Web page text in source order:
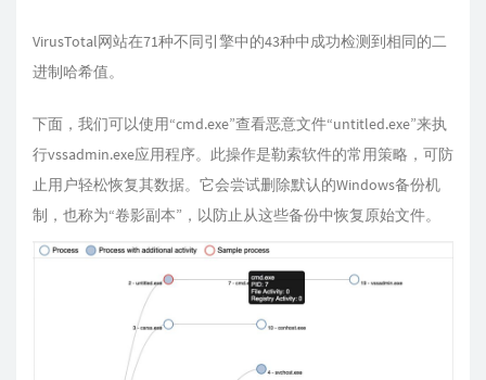
VirusTotal网站在71种不同引擎中的43种中成功检测到相同的二
进制哈希值。
下面，我们可以使用“cmd.exe”查看恶意文件“untitled.exe”来执
行vssadmin.exe应用程序。此操作是勒索软件的常用策略，可防
止用户轻松恢复其数据。它会尝试删除默认的Windows备份机
制，也称为“卷影副本”，以防止从这些备份中恢复原始文件。